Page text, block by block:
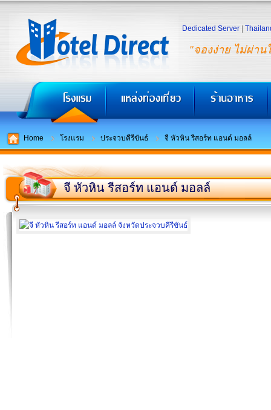
"จองง่าย ไม่ผ่าน
Dedicated Server
Home โรงแรม ประจวบคีรีขันธ์ จี หัวหิน รีสอร์ท แอนด์ มอลล์
จี หัวหิน รีสอร์ท แอนด์ มอลล์